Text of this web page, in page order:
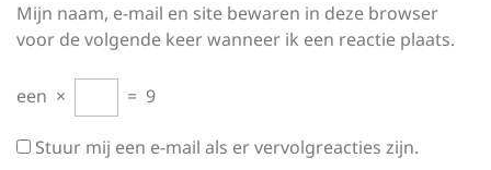
Mijn naam, e-mail en site bewaren in deze browser
voor de volgende keer wanneer ik een reactie plaats.
een × = 9
Stuur mij een e-mail als er vervolgreacties zijn.